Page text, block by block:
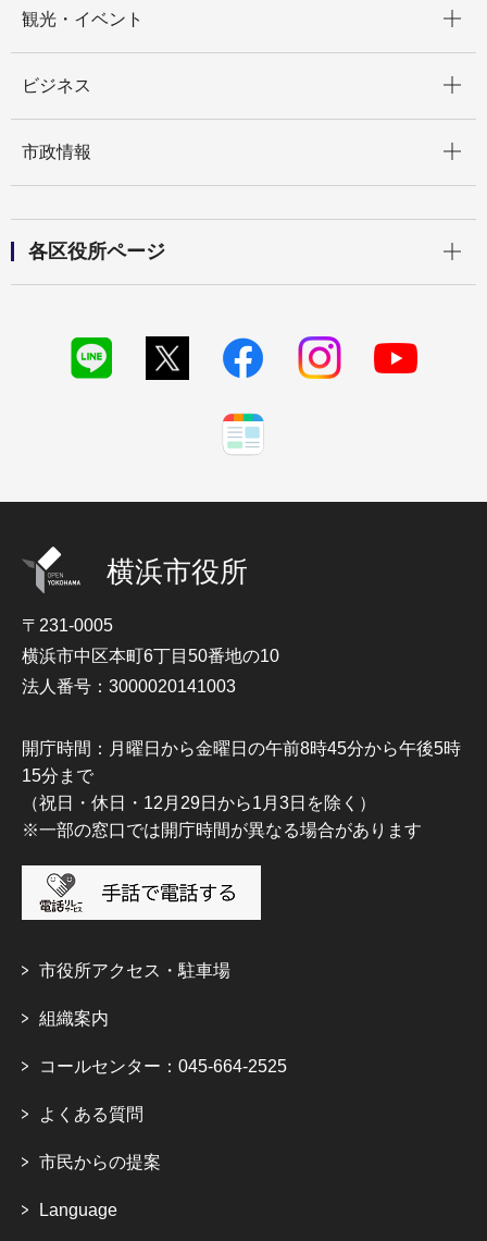
観光・イベント
ビジネス
市政情報
各区役所ページ
横浜市役所
〒231-0005
横浜市中区本町6丁目50番地の10
法人番号：3000020141003
開庁時間：月曜日から金曜日の午前8時45分から午後5時
15分まで
（祝日・休日・12月29日から1月3日を除く）
※一部の窓口では開庁時間が異なる場合があります
市役所アクセス・駐車場
組織案内
コールセンター：045-664-2525
よくある質問
市民からの提案
Language